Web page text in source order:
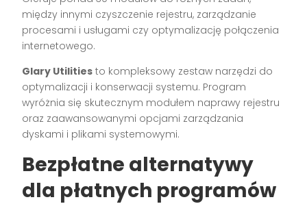
między innymi czyszczenie rejestru, zarządzanie
procesami i usługami czy optymalizację połączenia
internetowego.
Glary Utilities to kompleksowy zestaw narzędzi do
optymalizacji i konserwacji systemu. Program
wyróżnia się skutecznym modułem naprawy rejestru
oraz zaawansowanymi opcjami zarządzania
dyskami i plikami systemowymi.
Bezpłatne alternatywy
dla płatnych programów